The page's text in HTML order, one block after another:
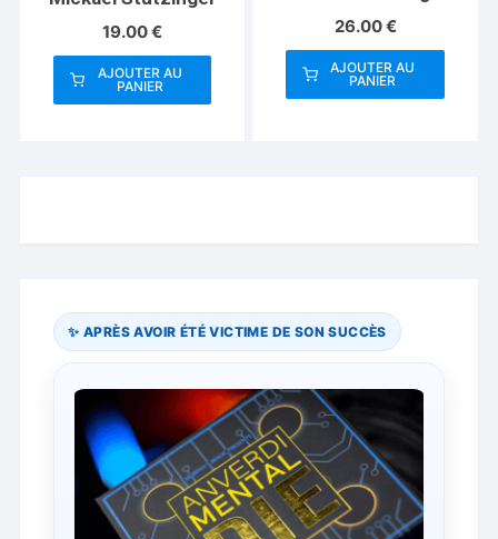
19.00€
AJOUTER AU
PANIER
26.00€
AJOUTER AU
PANIER
✨ APRÈS AVOIR ÉTÉ VICTIME DE SON SUCCÈS